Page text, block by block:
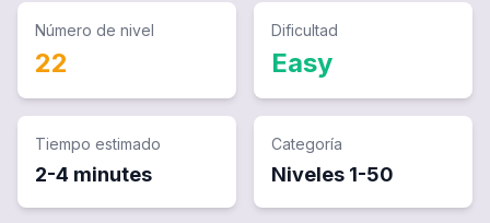
Número de nivel
22
Dificultad
Easy
Tiempo estimado
2-4 minutes
Categoría
Niveles 1-50